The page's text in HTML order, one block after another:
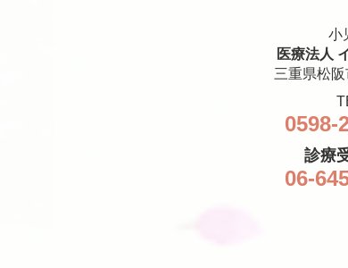
小
医療法人
三重県松
0598-
診療
06-